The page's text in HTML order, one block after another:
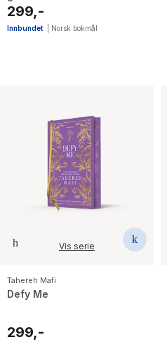
299,-
Innbundet Norsk bokmål
Vis serie
Tahereh Mafi
Defy Me
299,-